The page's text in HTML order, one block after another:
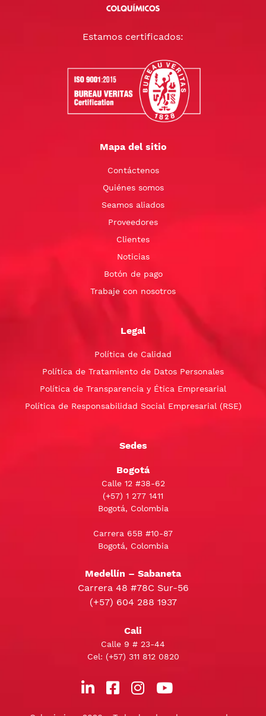
Estamos certificados:
Mapa del sitio
Contáctenos
Quiénes somos
Seamos aliados
Proveedores
Clientes
Noticias
Botón de pago
Trabaje con nosotros
Legal
Política de Calidad
Política de Tratamiento de Datos Personales
Política de Transparencia y Ética Empresarial
Política de Responsabilidad Social Empresarial (RSE)
Sedes
Bogotá
Calle 12 #38-62
(+57) 1 277 1411
Bogotá, Colombia
Carrera 65B #10-87
Bogotá, Colombia
Medellín – Sabaneta
Carrera 48 #78C Sur-56
(+57) 604 288 1937
Cali
Calle 9 # 23-44
Cel: (+57) 311 812 0820